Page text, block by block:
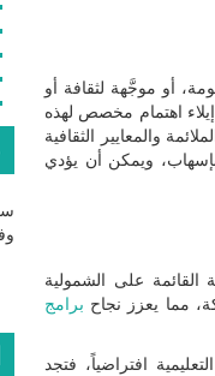
أو موجَّهة لثقافة أو
اهتمام مخصص لهذه
والمعايير الثقافية
ويمكن أن يؤدي
القائمة على الشمولية
مما يعزز نجاح برامج
التفاعلات التعليمية افتراضياً، فتجد